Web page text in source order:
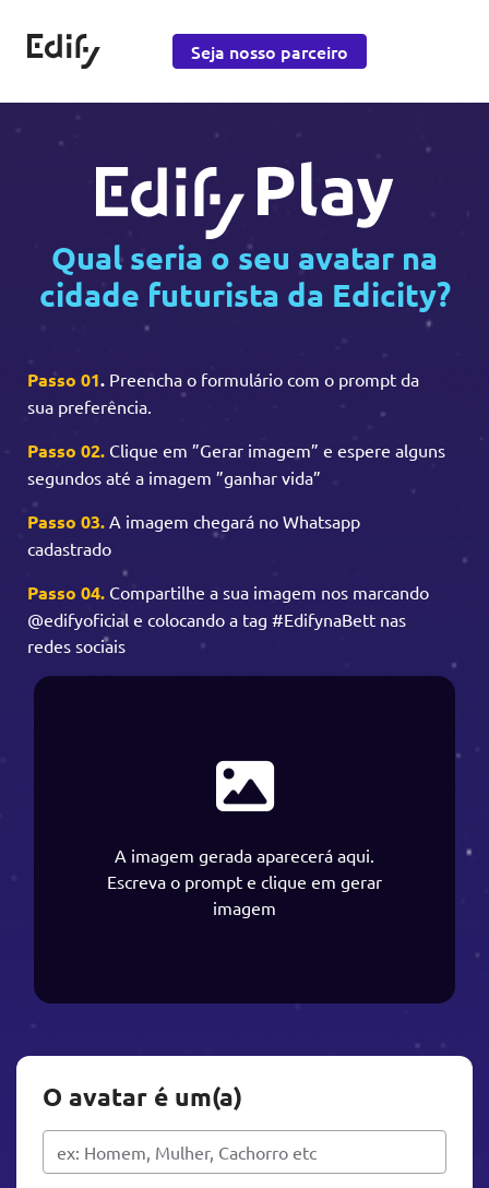
Seja nosso parceiro
Qual seria o seu avatar na
cidade futurista da Edicity?
Passo 01. Preencha o formulário com o prompt da
sua preferência.
Passo 02. Clique em ”Gerar imagem” e espere alguns
segundos até a imagem ”ganhar vida”
Passo 03. A imagem chegará no Whatsapp
cadastrado
Passo 04. Compartilhe a sua imagem nos marcando
@edifyoficial e colocando a tag #EdifynaBett nas
redes sociais
O avatar é um(a)
A imagem gerada aparecerá aqui.
Escreva o prompt e clique em gerar
imagem